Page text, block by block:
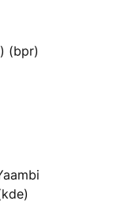
(bpr)